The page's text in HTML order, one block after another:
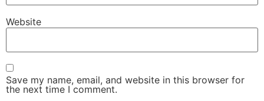
Website
Save my name, email, and website in this browser for
the next time I comment.